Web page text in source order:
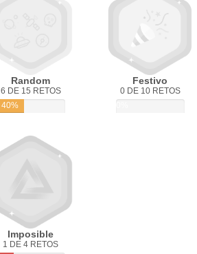
Random
6 DE 15 RETOS
40%
Festivo
0 DE 10 RETOS
Imposible
1 DE 4 RETOS